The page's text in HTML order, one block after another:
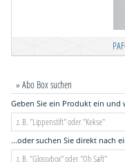
» Abo Box suchen
Geben Sie ein Produkt ein und
...oder suchen Sie direkt nach